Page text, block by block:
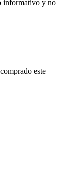
informativo y no
este